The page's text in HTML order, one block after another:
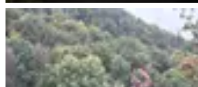
Ruhe & Gelassenheit